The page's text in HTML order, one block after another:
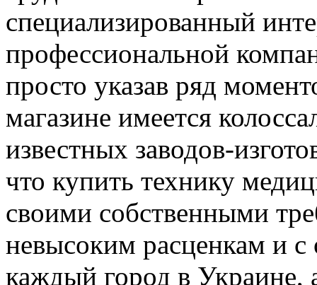
специализированный
профессиональной
просто указав ряд
магазине имеется
известных заводов-
что купить технику
своими собственными
невысоким расценкам и с
каждый город в Украине,